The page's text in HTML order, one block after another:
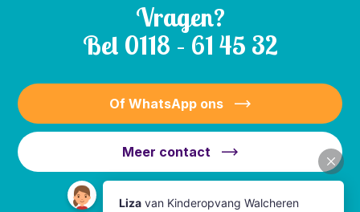
Vragen?
Bel 0118 – 61 45 32
Of WhatsApp ons
Meer contact